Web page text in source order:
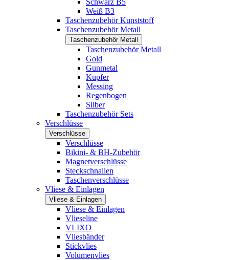
Schwarz B5
Weiß B3
Taschenzubehör Kunststoff
Taschenzubehör Metall
Taschenzubehör Metall
Taschenzubehör Metall
Gold
Gunmetal
Kupfer
Messing
Regenbogen
Silber
Taschenzubehör Sets
Verschlüsse
Verschlüsse
Verschlüsse
Bikini- & BH-Zubehör
Magnetverschlüsse
Steckschnallen
Taschenverschlüsse
Vliese & Einlagen
Vliese & Einlagen
Vliese & Einlagen
Vlieseline
VLIXO
Vliesbänder
Stickvlies
Volumenvlies